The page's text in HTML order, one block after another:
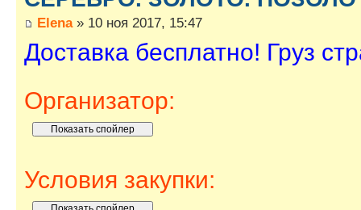
Elena» 10 ноя 2017, 15:47
Доставка бесплатно! Груз
Организатор:
Условия закупки: